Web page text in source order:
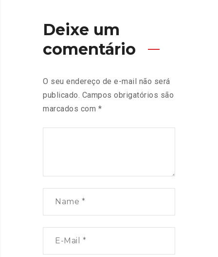
Deixe um
comentário
O seu endereço de e-mail não será
publicado. Campos obrigatórios são
marcados com *